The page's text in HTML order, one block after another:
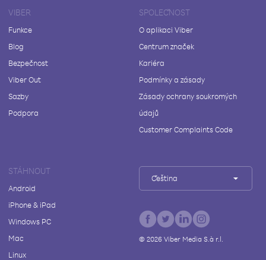
VIBER
Funkce
Blog
Bezpečnost
Viber Out
Sazby
Podpora
SPOLEČNOST
O aplikaci Viber
Centrum značek
Kariéra
Podmínky a zásady
Zásady ochrany soukromých
údajů
Customer Complaints Code
STÁHNOUT
Android
iPhone & iPad
Windows PC
Mac
Linux
Čeština
© 2026Viber Media S.à r.l.